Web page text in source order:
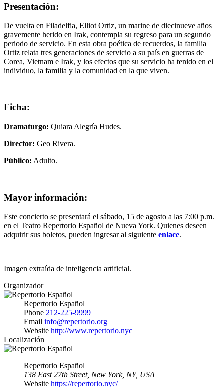
Presentación:
De vuelta en Filadelfia, Elliot Ortiz, un marine de diecinueve años
gravemente herido en Irak, contempla su regreso para un segundo
periodo de servicio. En esta obra poética de recuerdos, la familia
Ortiz relata tres generaciones de servicio a su país en guerras de
Corea, Vietnam e Irak, y los efectos que su servicio ha tenido en el
individuo, la familia y la comunidad en la que viven.
Ficha:
Dramaturgo: Quiara Alegría Hudes.
Director: Geo Rivera.
Público: Adulto.
Mayor información:
Este concierto se presentará el sábado, 15 de agosto a las 7:00 p.m.
en el Teatro Repertorio Español de Nueva York. Quienes deseen
adquirir sus boletos, pueden ingresar al siguiente enlace.
Imagen extraída de inteligencia artificial.
Organizador
Repertorio Español
Phone 212-225-9999
Email info@repertorio.org
Website http://www.repertorio.nyc
Localización
Repertorio Español
138 East 27th Street, New York, NY, USA
Website https://repertorio.nyc/